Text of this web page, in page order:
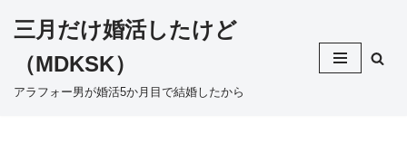
テ
三月だけ婚活したけど
（MDKSK）
アラフォー男が婚活5か月目で結婚したから